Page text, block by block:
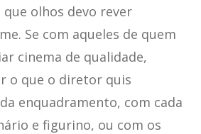
olhos devo rever
Se com aqueles de quem
cinema de qualidade,
o que o diretor quis
enquadramento, com cada
e figurino, ou com os